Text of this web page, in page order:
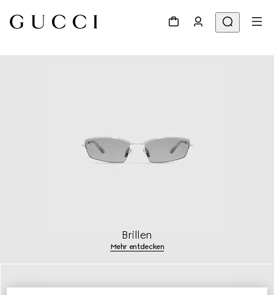
Brillen
Mehr entdecken